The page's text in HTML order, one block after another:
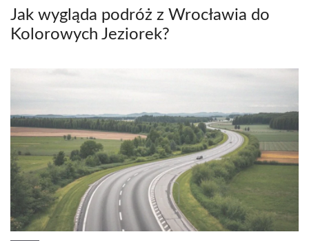
Jak wygląda podróż z Wrocławia do
Kolorowych Jeziorek?